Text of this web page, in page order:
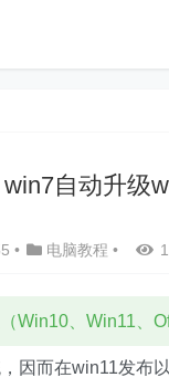
win7自动升级
• 电脑教程 •
Win10、Win11、
因而在win11发布